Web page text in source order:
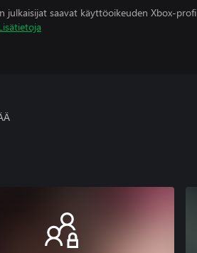
julkaisijat saavat käyttöoikeuden Xbox-